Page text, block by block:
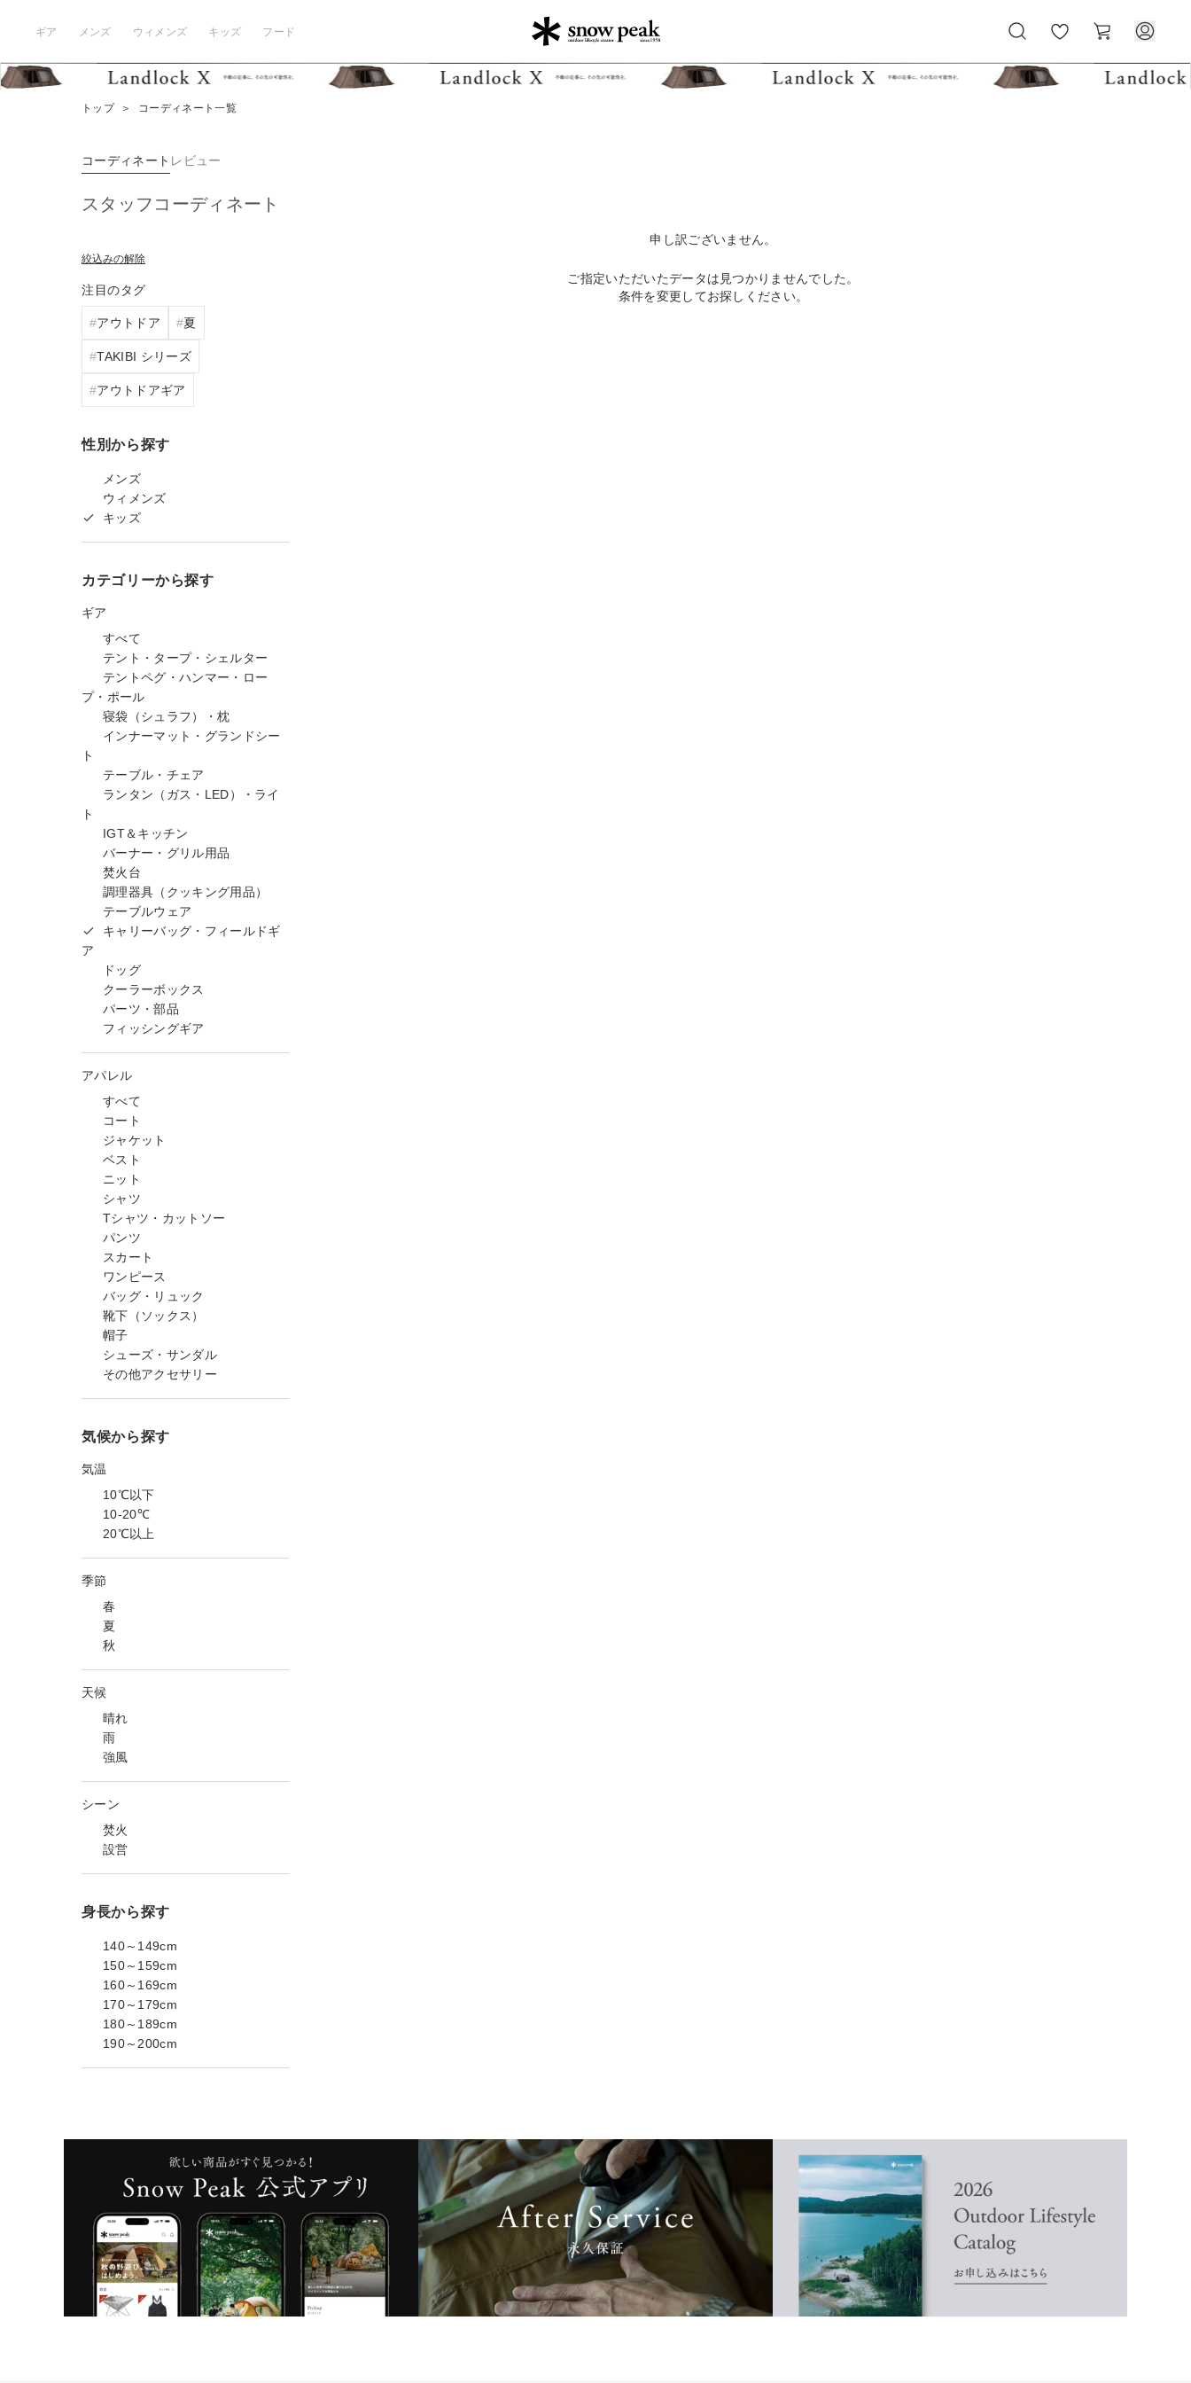
ギア メンズ ウィメンズ キッズ フード
気
に
ー
ト
トップ ＞ コーディネート一覧
コーディネート レビュー
スタッフコーディネート
絞込みの解除
注目のタグ
アウトドア 夏
TAKIBI シリーズ
アウトドアギア
性別から探す
メンズ
ウィメンズ
キッズ
カテゴリーから探す
ギア
すべて
テント・タープ・シェルター
テントペグ・ハンマー・ロー
プ・ポール
寝袋（シュラフ）・枕
インナーマット・グランドシー
ト
テーブル・チェア
ランタン（ガス・LED）・ライ
ト
IGT＆キッチン
バーナー・グリル用品
焚火台
調理器具（クッキング用品）
テーブルウェア
キャリーバッグ・フィールドギ
ア
ドッグ
クーラーボックス
パーツ・部品
フィッシングギア
アパレル
すべて
コート
ジャケット
ベスト
ニット
シャツ
Tシャツ・カットソー
パンツ
スカート
ワンピース
バッグ・リュック
靴下（ソックス）
帽子
シューズ・サンダル
その他アクセサリー
気候から探す
気温
10℃以下
10-20℃
20℃以上
季節
春
夏
秋
天候
晴れ
雨
強風
シーン
焚火
設営
身長から探す
140～149cm
150～159cm
160～169cm
170～179cm
180～189cm
190～200cm
申し訳ございません。
ご指定いただいたデータは見つかりませんでした。
条件を変更してお探しください。